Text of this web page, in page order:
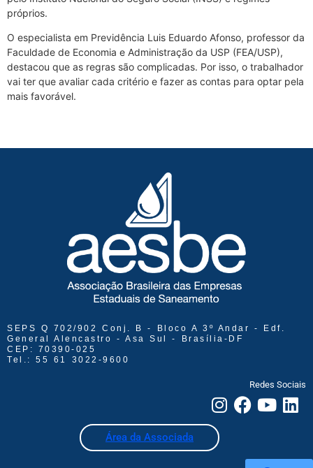
próprios.
O especialista em Previdência Luis Eduardo Afonso, professor da
Faculdade de Economia e Administração da USP (FEA/USP),
destacou que as regras são complicadas. Por isso, o trabalhador
vai ter que avaliar cada critério e fazer as contas para optar pela
mais favorável.
SEPS Q 702/902 Conj. B - Bloco A 3º Andar - Edf.
General Alencastro - Asa Sul - Brasília-DF
CEP: 70390-025
Tel.: 55 61 3022-9600
Redes Sociais
Área da Associada